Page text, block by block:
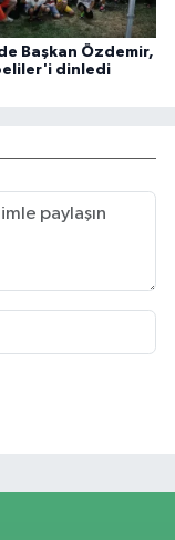
Başkan Özdemir,
dinledi